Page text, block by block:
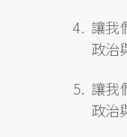
讓我
政治
讓我
政治